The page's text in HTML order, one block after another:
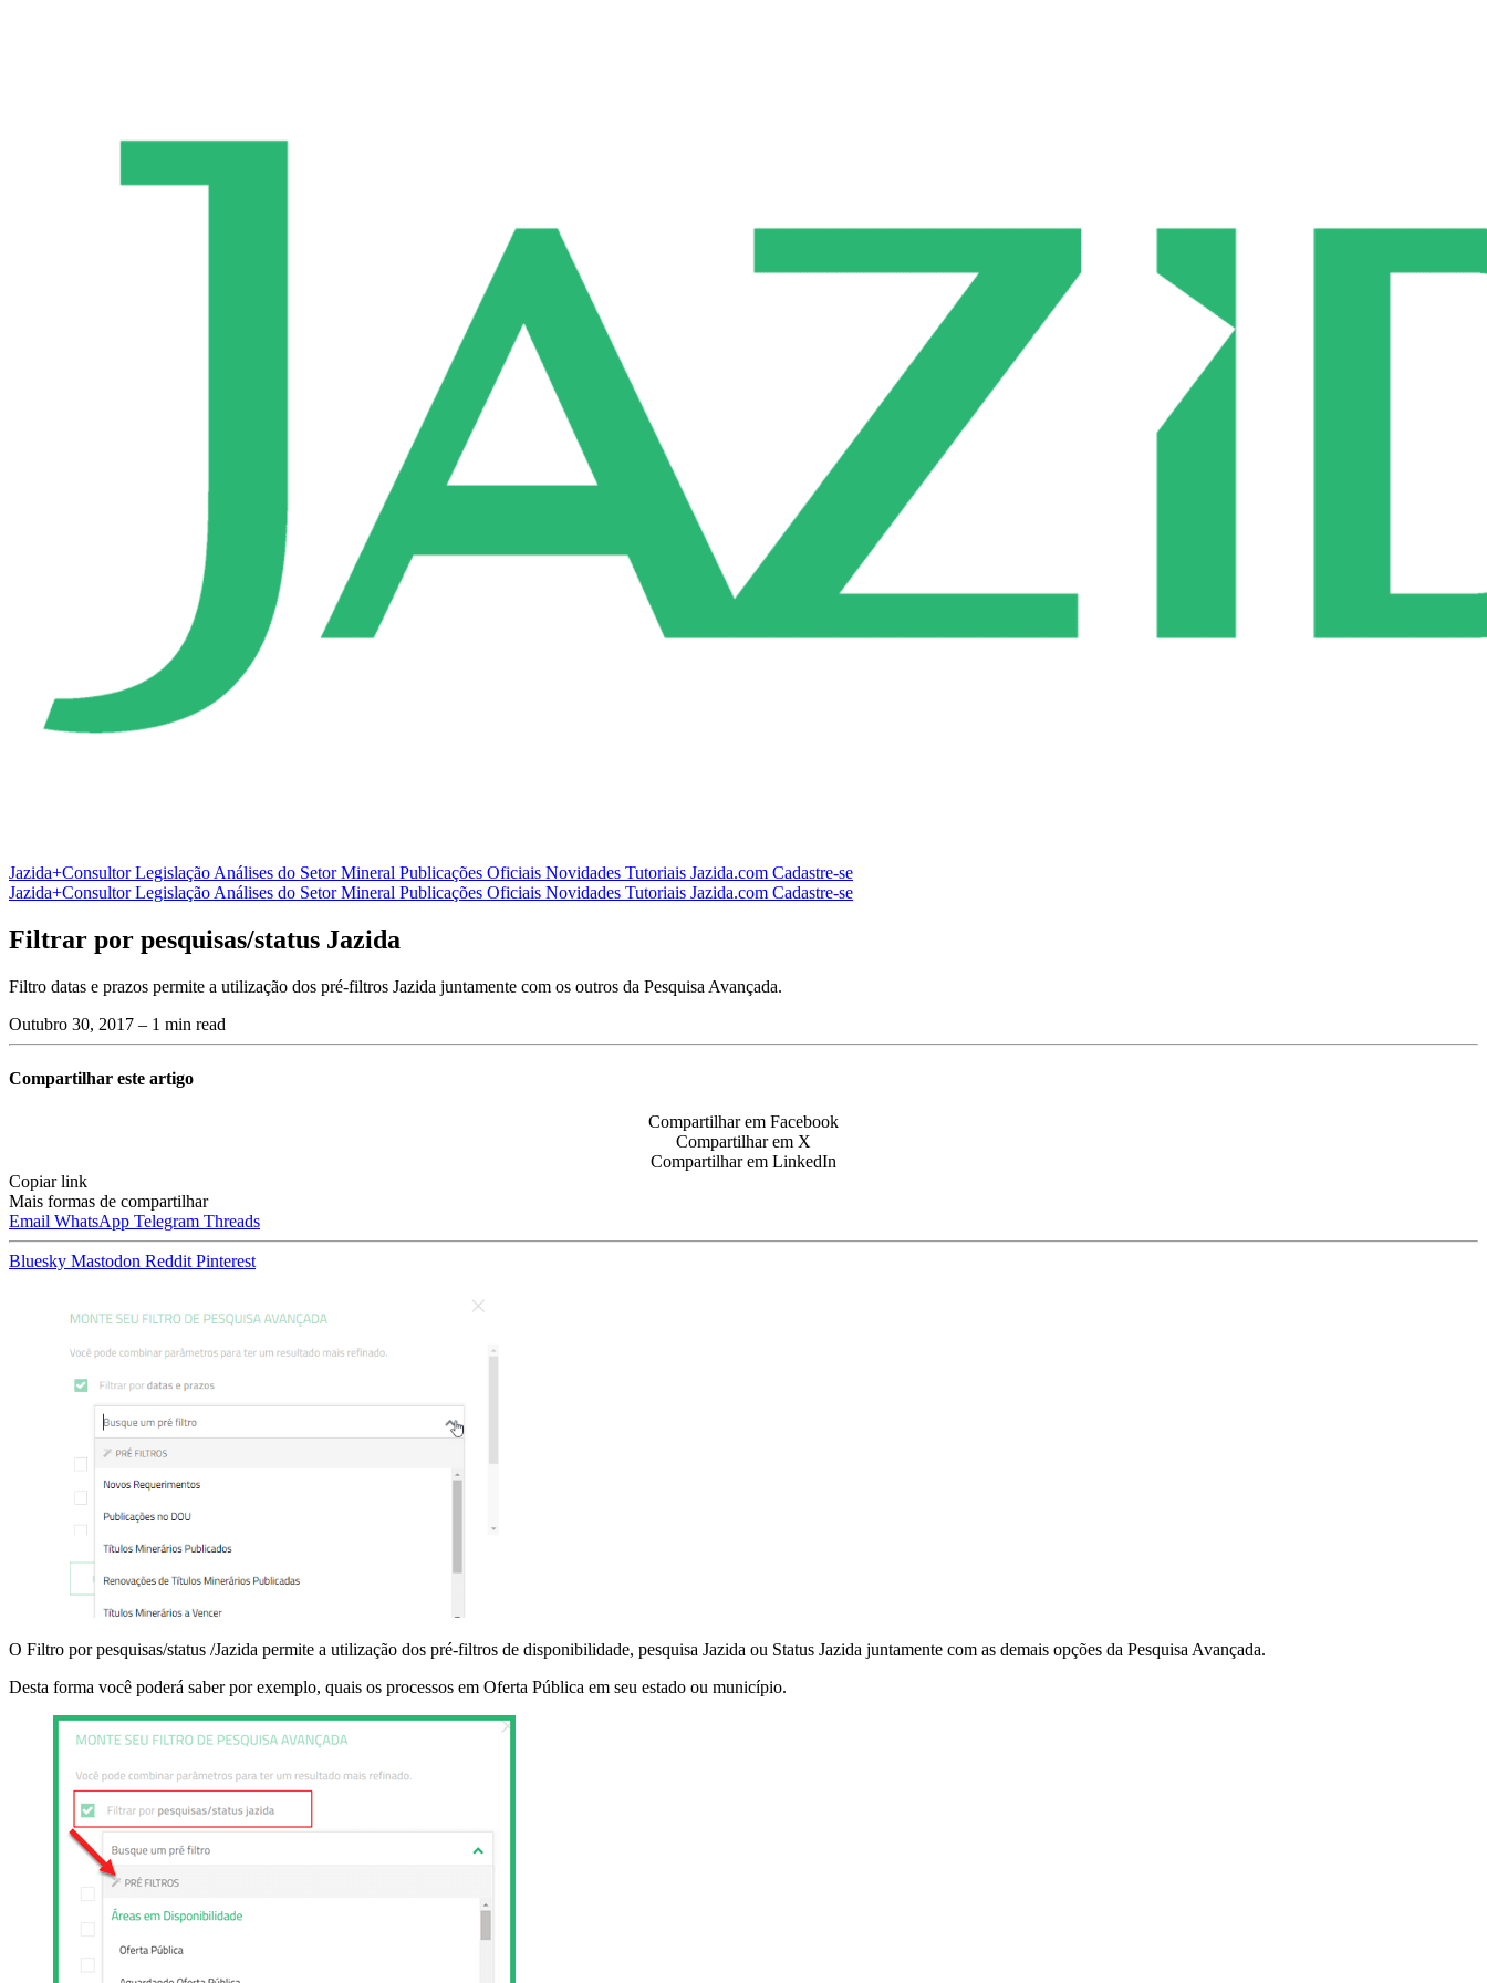
Jazida+ConsultorLegislação Análises do Setor Mineral Publicações Oficiais Novidades Tutoriais Jazida.com Cadastre-se
Jazida+ConsultorLegislação Análises do Setor Mineral Publicações Oficiais Novidades Tutoriais Jazida.com Cadastre-se
Filtrar por pesquisas/status Jazida
Filtro datas e prazos permite a utilização dos pré-filtros Jazida juntamente com os outros da Pesquisa Avançada.
Outubro 30, 2017 – 1 min read
Compartilhar este artigo
Compartilhar em Facebook
Compartilhar em X
Compartilhar em LinkedIn
Copiar link
Mais formas de compartilhar
Email WhatsApp Telegram Threads
Bluesky Mastodon Reddit Pinterest
O Filtro por pesquisas/status /Jazida permite a utilização dos pré-filtros de disponibilidade, pesquisa Jazida ou Status Jazida juntamente com as demais opções da Pesquisa Avançada.
Desta forma você poderá saber por exemplo, quais os processos em Oferta Pública em seu estado ou município.